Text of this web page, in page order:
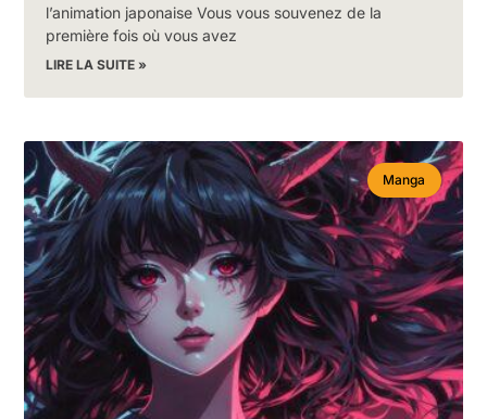
l’animation japonaise Vous vous souvenez de la
première fois où vous avez
LIRE LA SUITE »
Manga